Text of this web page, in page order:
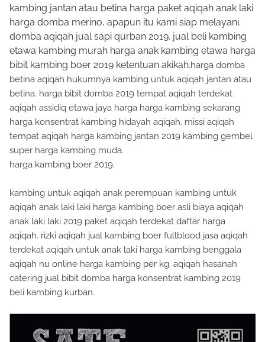
kambing jantan atau betina harga paket aqiqah anak laki
harga domba merino, apapun itu kami siap melayani.
domba aqiqah jual sapi qurban 2019. jual beli kambing
etawa kambing murah harga anak kambing etawa harga
bibit kambing boer 2019 ketentuan akikah.harga domba
betina aqiqah hukumnya kambing untuk aqiqah jantan atau
betina. harga bibit domba 2019 tempat aqiqah terdekat
aqiqah assidiq etawa jaya harga harga kambing sekarang
harga konsentrat kambing hidayah aqiqah. missi aqiqah
tempat aqiqah harga kambing jantan 2019 kambing gembel
super harga kambing muda.
harga kambing boer 2019.
kambing untuk aqiqah anak perempuan kambing untuk
aqiqah anak laki laki harga kambing boer asli biaya aqiqah
anak laki laki 2019 paket aqiqah terdekat daftar harga
aqiqah. rizki aqiqah jual kambing boer fullblood jasa aqiqah
terdekat aqiqah untuk anak laki harga kambing benggala
aqiqah nu online harga kambing per kg. aqiqah hasanah
catering jual bibit domba harga konsentrat kambing 2019
beli kambing kurban.